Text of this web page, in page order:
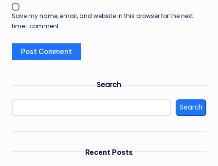
Save my name, email, and website in this browser for the next
time I comment.
Search
Search
Recent Posts